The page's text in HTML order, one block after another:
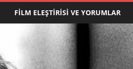
FILM ELEŞTIRISI VE YORUMLAR